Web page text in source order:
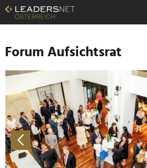
Zum
Inhalt
Zur
Navigation
Zur
Hauptnavigation
Forum Aufsichtsrat